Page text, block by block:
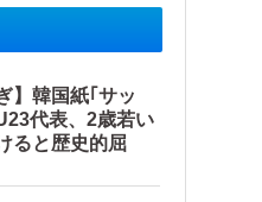
】韓国紙｢サッ
代表、2歳若い
ると歴史的屈